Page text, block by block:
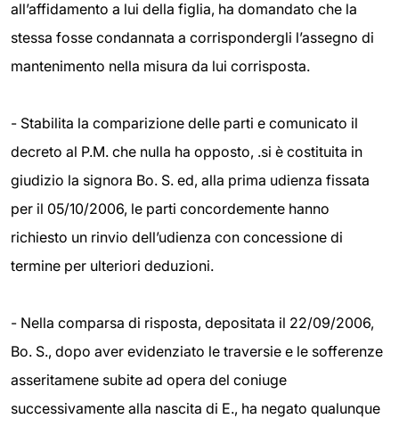
all’affidamento a lui della figlia, ha domandato che la
stessa fosse condannata a corrispondergli l’assegno di
mantenimento nella misura da lui corrisposta.
- Stabilita la comparizione delle parti e comunicato il
decreto al P.M. che nulla ha opposto, .si è costituita in
giudizio la signora Bo. S. ed, alla prima udienza fissata
per il 05/10/2006, le parti concordemente hanno
richiesto un rinvio dell’udienza con concessione di
termine per ulteriori deduzioni.
- Nella comparsa di risposta, depositata il 22/09/2006,
Bo. S., dopo aver evidenziato le traversie e le sofferenze
asseritamene subite ad opera del coniuge
successivamente alla nascita di E., ha negato qualunque